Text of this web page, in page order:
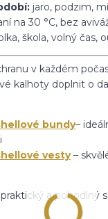
jaro, podzim,
na 30 °C, bez
škola, volný čas,
v každém
kalhoty doplnit o
bundy–
vesty–
a pohodlný